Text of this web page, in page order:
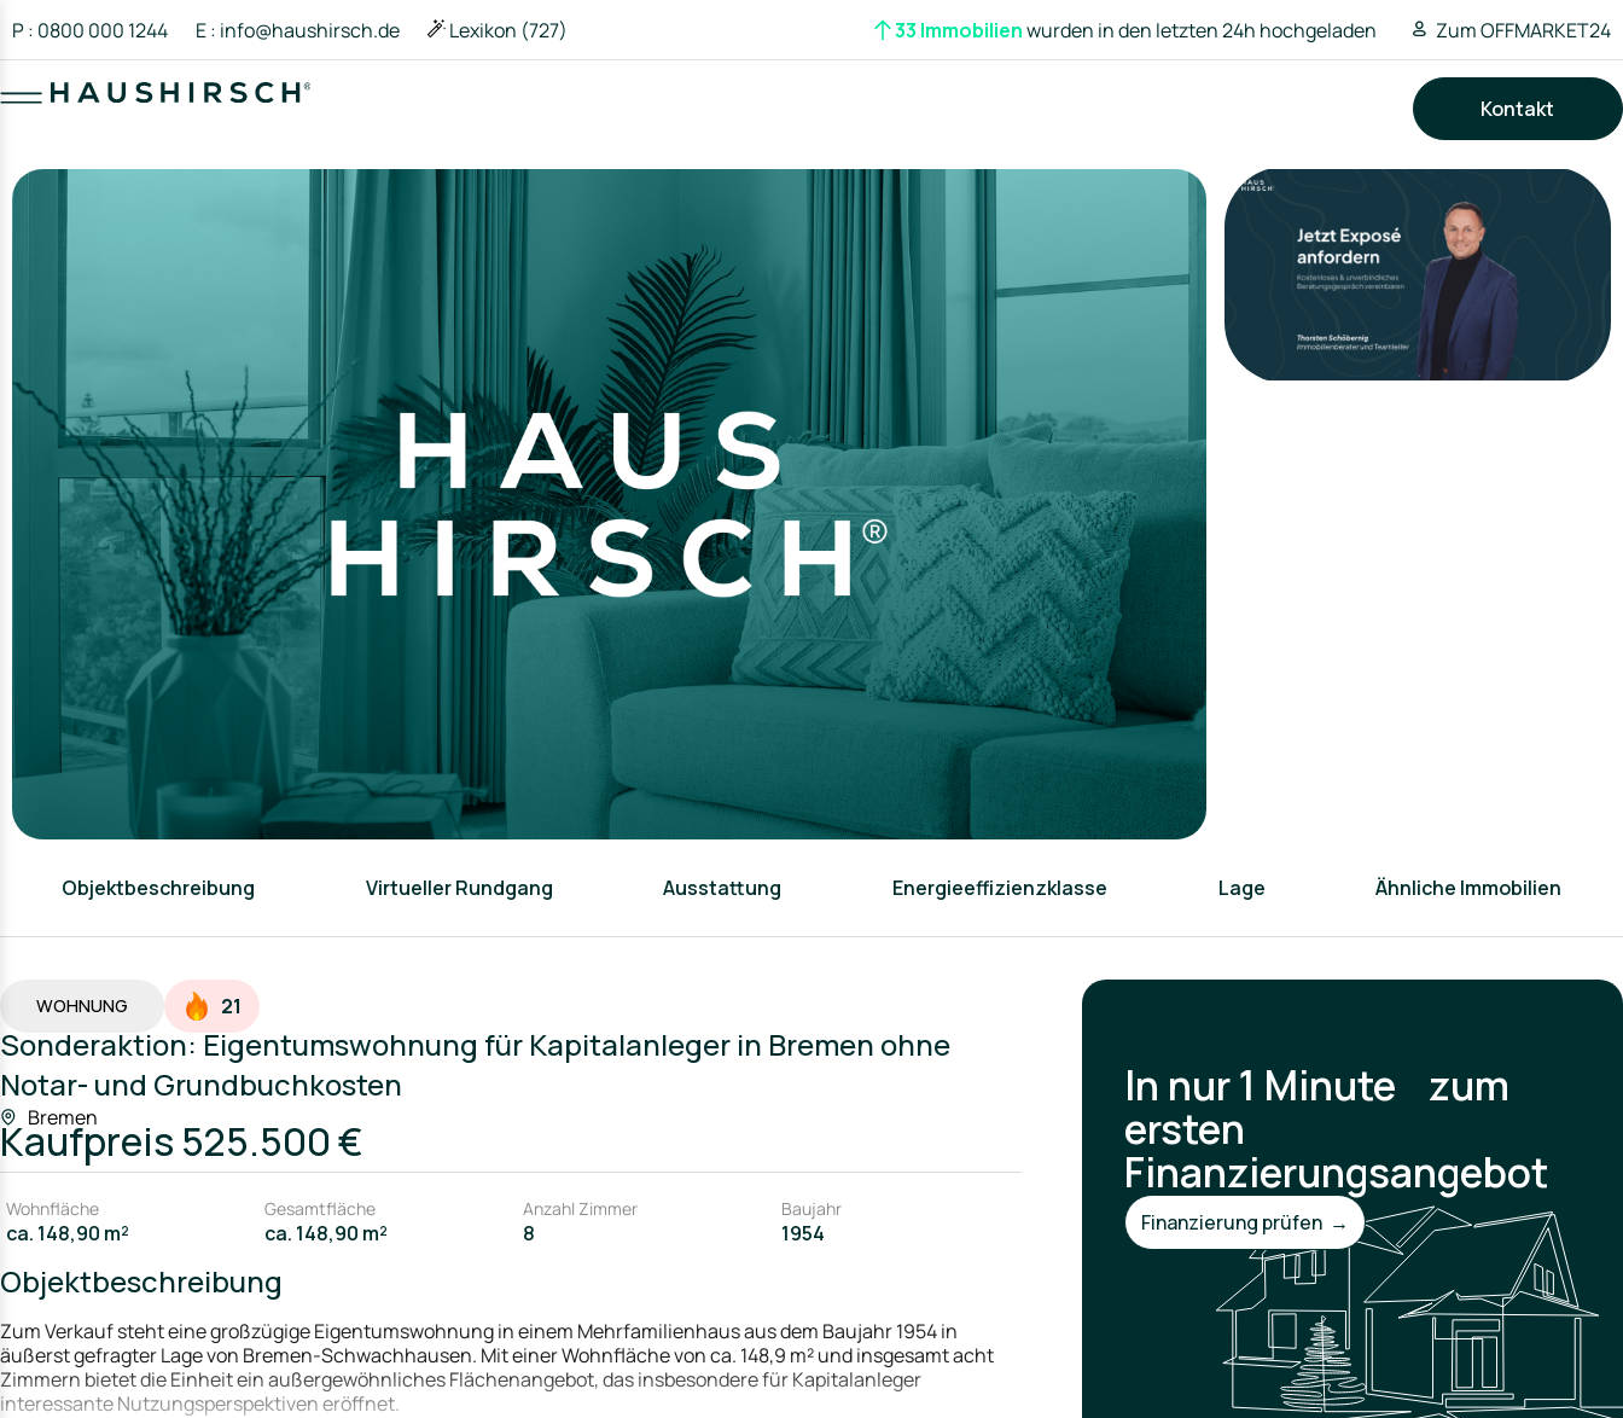
P : 0800 000 1244 E : info@haushirsch.de Lexikon (727) 33 Immobilienwurden in den letzten 24h hochgeladen Zum OFFMARKET24
Kontakt
Objektbeschreibung Virtueller Rundgang Ausstattung Energieeffizienzklasse Lage Ähnliche Immobilien
WOHNUNG 21
Sonderaktion: Eigentumswohnung für Kapitalanleger in Bremen ohne
Notar- und Grundbuchkosten
Bremen
Kaufpreis 525.500 €
Wohnfläche
ca. 148,90 m²
Gesamtfläche
ca. 148,90 m²
Anzahl Zimmer
8
Baujahr
1954
Objektbeschreibung
Zum Verkauf steht eine großzügige Eigentumswohnung in einem Mehrfamilienhaus aus dem Baujahr 1954 in
äußerst gefragter Lage von Bremen-Schwachhausen. Mit einer Wohnfläche von ca. 148,9 m² und insgesamt acht
Zimmern bietet die Einheit ein außergewöhnliches Flächenangebot, das insbesondere für Kapitalanleger
interessante Nutzungsperspektiven eröffnet.
In nur 1 Minute zum
ersten
Finanzierungsangebot
Finanzierung prüfen →